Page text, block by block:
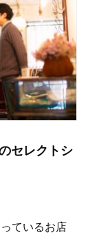
セレクトシ
ているお店